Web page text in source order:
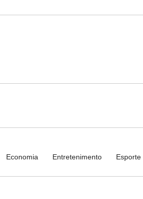
Economia Entretenimento Esporte